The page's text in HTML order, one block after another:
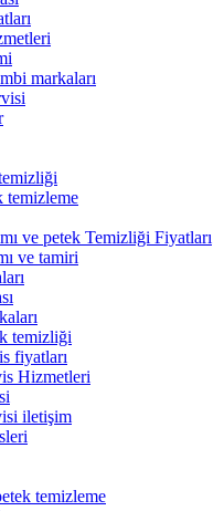
markaları
temizleme
ve petek Temizliği Fiyatları
ve tamiri
temizliği
fiyatları
Hizmetleri
iletişim
temizleme